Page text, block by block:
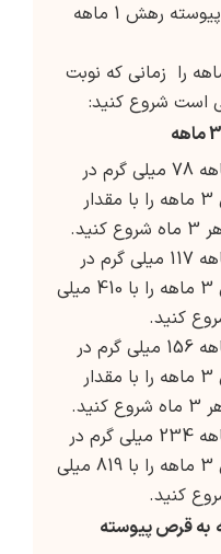
دوز شروع، به دوز فرمولاسیون پیوسته رهش 1 ماهه
پیوسته رهش 3 ماهه را زمانی که نوبت
است شروع کنید:
فرمولاسیون پیوسته رهش 1 ماهه 78 میلی گرم در
ماه: فرمولاسیون پیوسته رهش 3 ماهه را با مقدار
فرمولاسیون پیوسته رهش 1 ماهه 117 میلی گرم در
ماه: فرمولاسیون پیوسته رهش 3 ماهه را با 410 میلی
فرمولاسیون پیوسته رهش 1 ماهه 156 میلی گرم در
ماه: فرمولاسیون پیوسته رهش 3 ماهه را با مقدار
فرمولاسیون پیوسته رهش 1 ماهه 234 میلی گرم در
ماه: فرمولاسیون پیوسته رهش 3 ماهه را با 819 میلی
به قرص پیوسته